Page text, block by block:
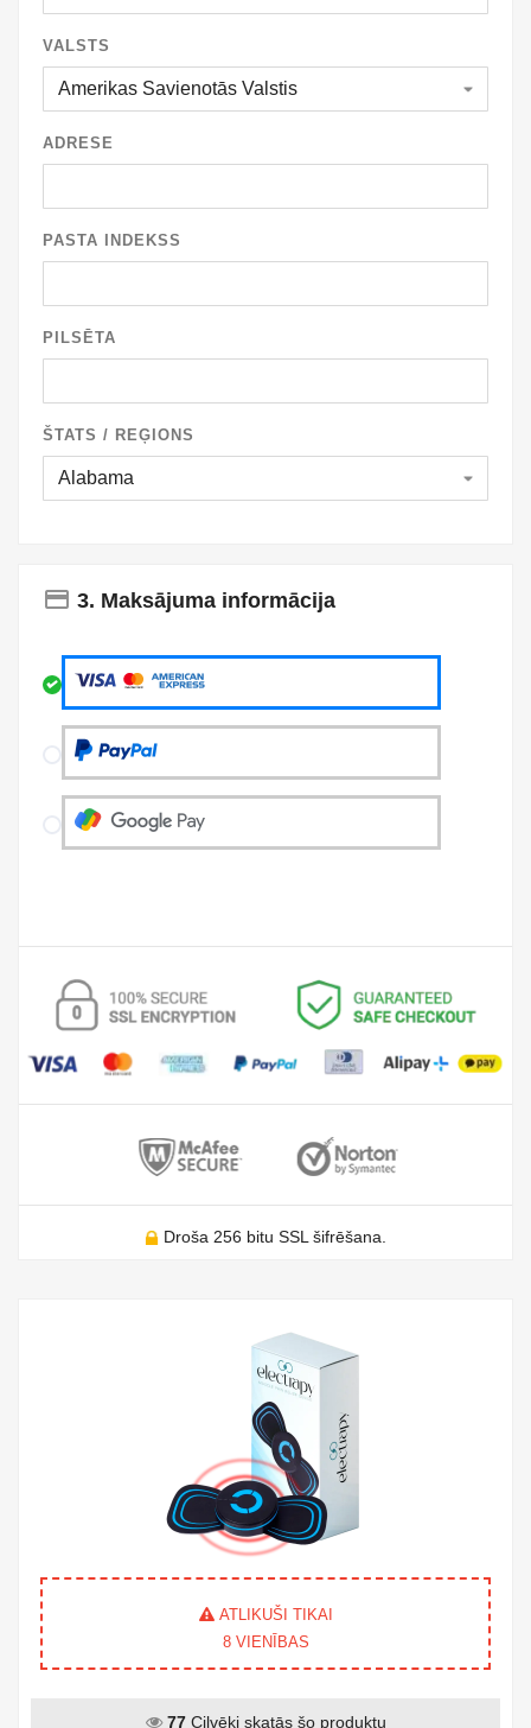
VALSTS
ADRESE
PASTA INDEKSS
PILSĒTA
ŠTATS / REĢIONS
payment 3. Maksājuma informācija
Droša 256 bitu SSL šifrēšana.
ATLIKUŠI TIKAI
8VIENĪBAS
77Cilvēki skatās šo produktu